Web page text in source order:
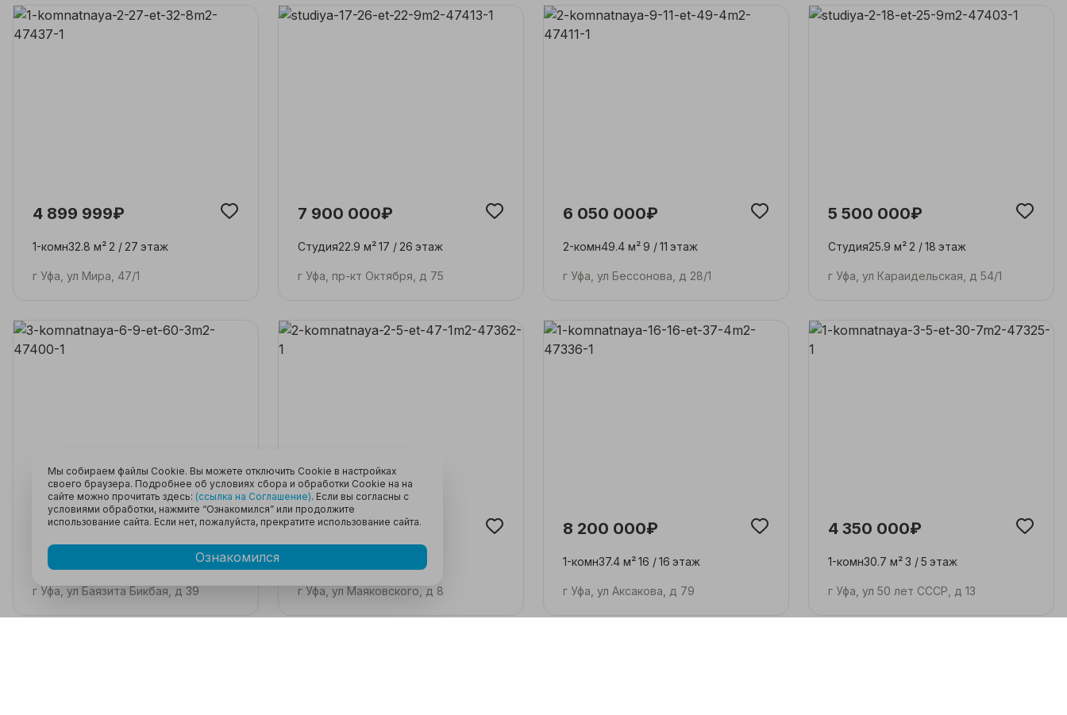
4 899 999₽
1-комн32.8 м² 2 / 27 этаж
г Уфа, ул Мира, 47/1
7 900 000₽
Студия22.9 м²17 / 26 этаж
г Уфа, пр-кт Октября, д 75
6 050 000₽
2-комн49.4 м²9 /11 этаж
г Уфа, ул Бессонова, д 28/1
5 500 000₽
Студия25.9 м² 2 /18 этаж
г Уфа, ул Караидельская, д 54/1
8 190 000₽
3-комн
г Уфа, ул Баязита Бикбая, д 39
4 999 000₽
г Уфа, ул Маяковского, д 8
8 200 000₽
1-комн37.4 м²16 /16 этаж
г Уфа, ул Аксакова, д 79
4 350 000₽
1-комн30.7 м²3 /5 этаж
г Уфа, ул 50 лет СССР, д 13
Мы собираем файлы Cookie. Вы можете отключить Cookie в настройках
своего браузера. Подробнее об условиях сбора и обработки Cookie на на
сайте можно прочитать здесь: (ссылка на Соглашение). Если вы согласны с
условиями обработки, нажмите “Ознакомился” или продолжите
использование сайта. Если нет, пожалуйста, прекратите использование сайта.
Ознакомился